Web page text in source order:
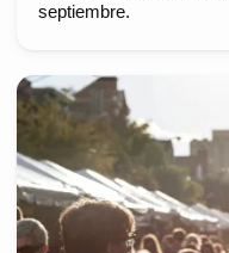
septiembre.